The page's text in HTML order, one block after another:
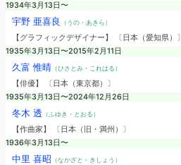
1934年3月13日〜
宇野 亜喜良 （うの・あきら）
【グラフィックデザイナー】 〔日本（愛知県）〕
1935年3月13日〜2015年2月11日
久富 惟晴（ひさとみ・これはる）
【俳優】 〔日本（東京都）〕
1935年3月13日〜2024年12月26日
冬木 透 （ふゆき・とおる）
【作曲家】 〔日本（旧・満州）〕
1936年3月13日〜
中里 喜昭 （なかざと・きしょう）